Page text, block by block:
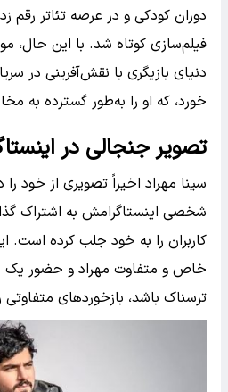
دوران کودکی و در عرصه تئاتر رقم
فیلم‌سازی کوتاه شد. با این حال،
دنیای بازیگری با نقش‌آفرینی در
خورد، که او را به‌طور گسترده به
تصویر جنجالی در
سینا مهراد اخیراً تصویری از خود
شخصی اینستاگرامش به اشتراک
کاربران را به خود جلب کرده است.
خاص و متفاوت مهراد و حضور
ترسناک باشد، بازخوردهای